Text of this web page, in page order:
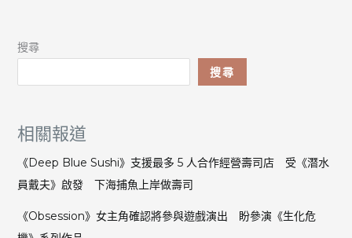
搜尋
搜尋
相關報道
《Deep Blue Sushi》支援最多 5 人合作經營壽司店 受《潛水
員戴夫》啟發 下海捕魚上岸做壽司
《Obsession》女主角確認將參與遊戲演出 盼參演《生化危